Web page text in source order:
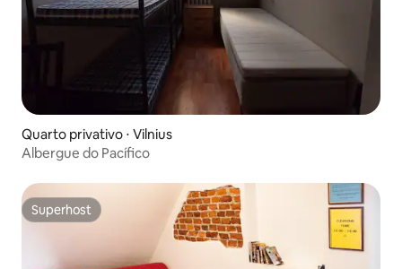
Quarto privativo ⋅ Vilnius
Albergue do Pacífico
Superhost
Superhost